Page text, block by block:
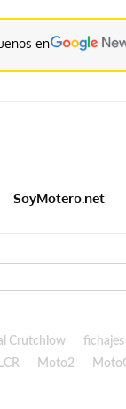
en
SoyMotero.net
Crutchlow
LCR Moto2